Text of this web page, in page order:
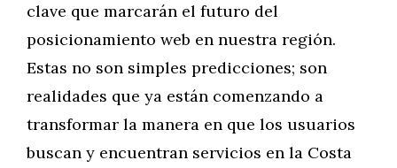
clave que marcarán el futuro del
posicionamiento web en nuestra región.
Estas no son simples predicciones; son
realidades que ya están comenzando a
transformar la manera en que los usuarios
buscan y encuentran servicios en la Costa